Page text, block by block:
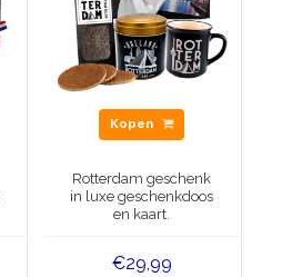
Kopen
Rotterdam geschenk
in luxe geschenkdoos
en kaart.
€29,99